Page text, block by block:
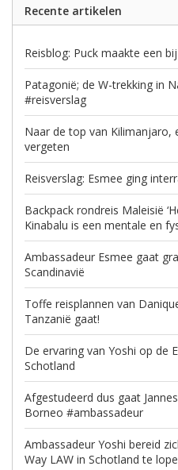
Recente artikelen
Reisblog: Puck maakte een
Patagonië; de W-trekking in
#reisverslag
Naar de top van Kilimanjaro,
vergeten
Reisverslag: Esmee ging
Backpack rondreis Maleisië
Kinabalu is een mentale en
Ambassadeur Esmee gaat
Scandinavië
Toffe reisplannen van
Tanzanië gaat!
De ervaring van Yoshi op de
Schotland
Afgestudeerd dus gaat
Borneo #ambassadeur
Ambassadeur Yoshi bereid
Way LAW in Schotland te